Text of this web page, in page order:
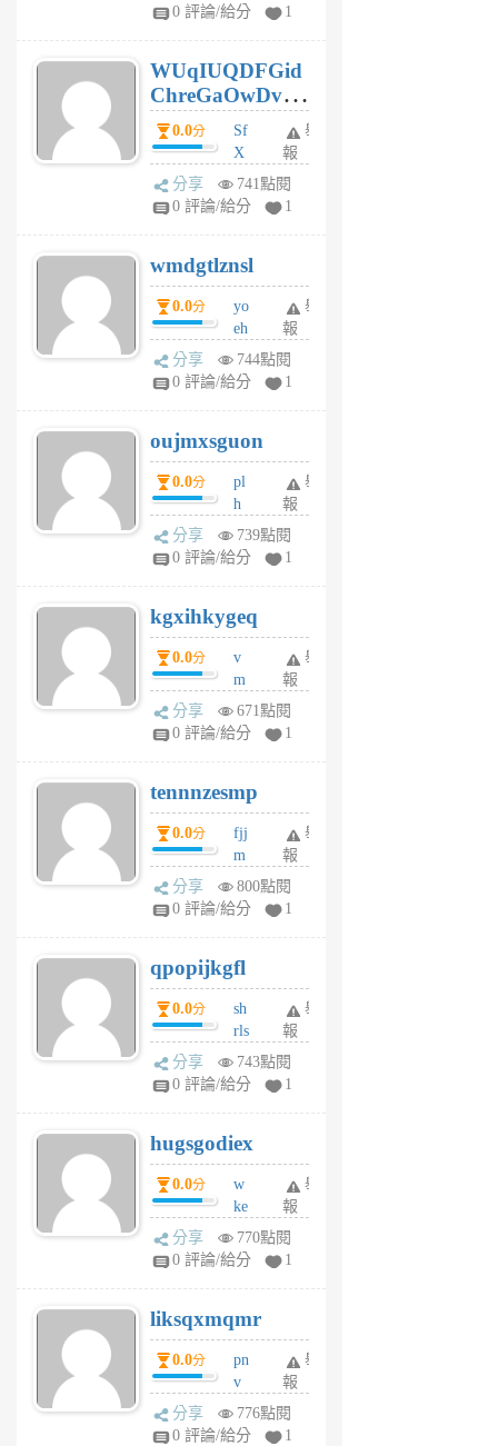
個
月
前
0 評論/給分 1
WUqIUQDFGid
ChreGaOwDv
dY0.0分
Sf
X
Pe
Jc
R
P
m
v
A
V
個
月
前
舉
報
分享
741點閱
0 評論/給分
1
wmdgtlznsl
0.0分
yo
eh
ld
gy
個
月
前
舉
報
分享
744點閱
0 評論/給分
1
oujmxsguon
0.0分
pl
h
wi
w
6
個
月
前
舉
報
分享
739點閱
0 評論/給分
1
kgxihkygeq
0.0分
v
m
sg
sr
6
個
月
前
舉
報
分享
671點閱
0 評論/給分
1
tennnzesmp
0.0分
fjj
m
w
rs
6
個
月
前
舉
報
分享
800點閱
0 評論/給分
1
qpopijkgfl
0.0分
sh
rls
k
m
6
個
月
前
舉
報
分享
743點閱
0 評論/給分
1
hugsgodiex
0.0分
w
ke
rv
pj
6
個
月
前
舉
報
分享
770點閱
0 評論/給分
1
liksqxmqmr
0.0分
pn
v
wt
sv
舉
報
分享
776點閱
0 評論/給分
1